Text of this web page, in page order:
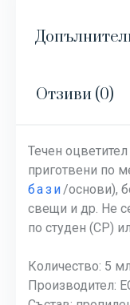
Отзиви (0)
Течен
приготвени по
бази/основи),
свещи и др. Не
по студен (СР)
Количество: 5 мл
Производител: